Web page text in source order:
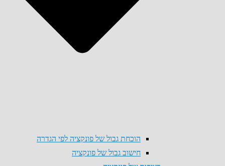
הוכחת גבול של פונקציה לפי הגדרה
חישוב גבול של פונקציה